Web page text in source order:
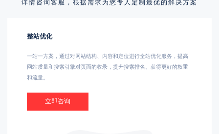
详情咨询客服，根据需求为您专人定制最优的解决方案
整站优化
一站一方案，通过对网站结构、内容和定位进行全站优化服务，提高
网站质量和搜索引擎对页面的收录，提升搜索排名。获得更好的权重
和流量。
立即咨询